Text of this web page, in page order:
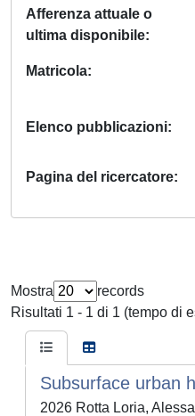
Afferenza attuale o
ultima disponibile
Matricola
Elenco pubblicazioni
Pagina del ricercatore
Mostra
records
Risultati 1 - 1 di 1 (tempo di
Subsurface urban
2026 Rotta Loria,